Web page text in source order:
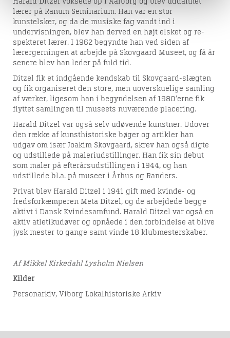
Harald Ditzel voksede op i Aalborg og blev uddannet
lærer på Ranum Seminarium. Han var en stor
kunstelsker, og da de musiske fag vandt ind i
undervisningen, blev han derved en højt elsket og re-
spekteret lærer. I 1962 begyndte han ved siden af
lærergerningen at arbejde på Skovgaard Museet, og få år
senere blev han leder på fuld tid.
Ditzel fik et indgående kendskab til Skovgaard-slægten
og fik organiseret den store, men uoverskuelige samling
af værker, ligesom han i begyndelsen af 1980’erne fik
flyttet samlingen til museets nuværende placering.
Harald Ditzel var også selv udøvende kunstner. Udover
den række af kunsthistoriske bøger og artikler han
udgav om især Joakim Skovgaard, skrev han også digte
og udstillede på maleriudstillinger. Han fik sin debut
som maler på efterårsudstillingen i 1944, og han
udstillede bl.a. på museer i Århus og Randers.
Privat blev Harald Ditzel i 1941 gift med kvinde- og
fredsforkæmperen Meta Ditzel, og de arbejdede begge
aktivt i Dansk Kvindesamfund. Harald Ditzel var også en
aktiv atletikudøver og opnåede i den forbindelse at blive
jysk mester to gange samt vinde 18 klubmesterskaber.
Af Mikkel Kirkedahl Lysholm Nielsen
Kilder
Personarkiv, Viborg Lokalhistoriske Arkiv